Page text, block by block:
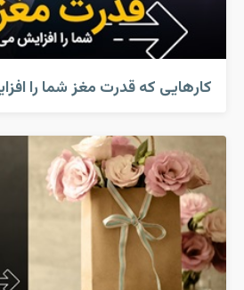
کارهایی که قدرت مغز شما را